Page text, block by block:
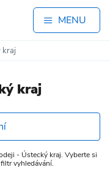
MENU
kraj
kraj
- Ústecký kraj. Vyberte si
vyhledávání.